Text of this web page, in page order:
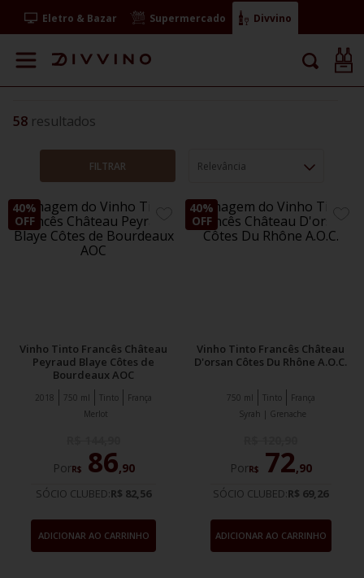
Eletro & Bazar Supermercado Divvino
58
FILTRAR Relevância
40%
OFF
ADICIONE
FAVORITOS
Vinho Tinto Francês Château
Peyraud Blaye Côtes de
Bourdeaux AOC
Tinto França
2018
750 ml
Merlot
PorR$ 86,90
SÓCIO CLUBED:R$ 82,56
ADICIONAR AO CARRINHO
40%
OFF
Vinho Tinto Francês Château
D'orsan Côtes Du Rhône A.O.C.
Tinto França
750 ml
Syrah | Grenache
PorR$ 72,90
SÓCIO CLUBED:R$ 69,26
ADICIONAR AO CARRINHO